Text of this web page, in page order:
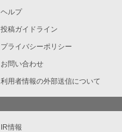
ヘルプ
投稿ガイドライン
プライバシーポリシー
お問い合わせ
利用者情報の外部送信について
IR情報